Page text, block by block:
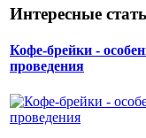
Интересные
Кофе-брейки -
проведения